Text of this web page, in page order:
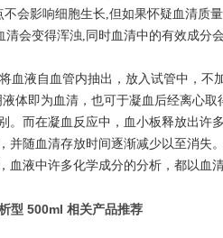
会影响细胞生长,但如果怀疑血清质
会变得浑浊,同时血清中的有效成分
液自血管内抽出，放入试管中，不
体即为血清，也可于凝血后经离心
。而在凝血反应中，血小板释放出许
并随血清存放时间逐渐减少以至消失
液中许多化学成分的分析，都以血清
型 500ml 相关产品推荐